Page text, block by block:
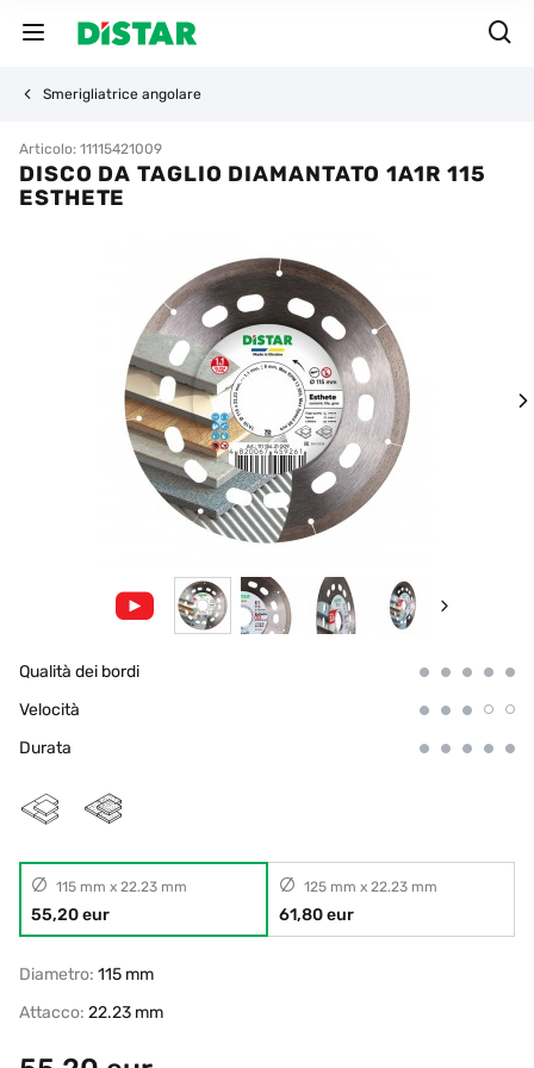
Smerigliatrice angolare
Articolo: 11115421009
DISCO DA TAGLIO DIAMANTATO 1A1R 115
ESTHETE
Qualità dei bordi
Velocità
Durata
115 mm x 22.23 mm
55,20 eur
125 mm x 22.23 mm
61,80 eur
Diametro: 115 mm
Attacco: 22.23 mm